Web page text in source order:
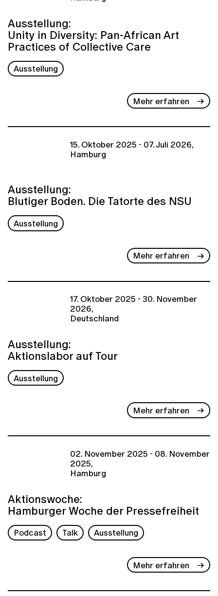
Ausstellung:
Unity in Diversity: Pan-African Art
Practices of Collective Care
Ausstellung
Mehr erfahren
15. Oktober 2025 - 07. Juli 2026,
Hamburg
Ausstellung:
Blutiger Boden. Die Tatorte des NSU
Ausstellung
Mehr erfahren
17. Oktober 2025 - 30. November
2026,
Deutschland
Ausstellung:
Aktionslabor auf Tour
Ausstellung
Mehr erfahren
02. November 2025 - 08. November
2025,
Hamburg
Aktionswoche:
Hamburger Woche der Pressefreiheit
Podcast Talk Ausstellung
Mehr erfahren